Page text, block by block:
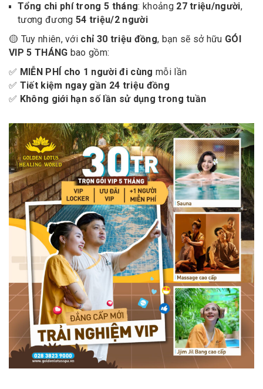
Tổng chi phí trong 5 tháng: khoảng 27 triệu/người,
tương đương 54 triệu/2 người
🟡 Tuy nhiên, với chỉ 30 triệu đồng, bạn sẽ sở hữu GÓI
VIP 5 THÁNG bao gồm:
✅ MIỄN PHÍ cho 1 người đi cùng mỗi lần
✅ Tiết kiệm ngay gần 24 triệu đồng
✅ Không giới hạn số lần sử dụng trong tuần